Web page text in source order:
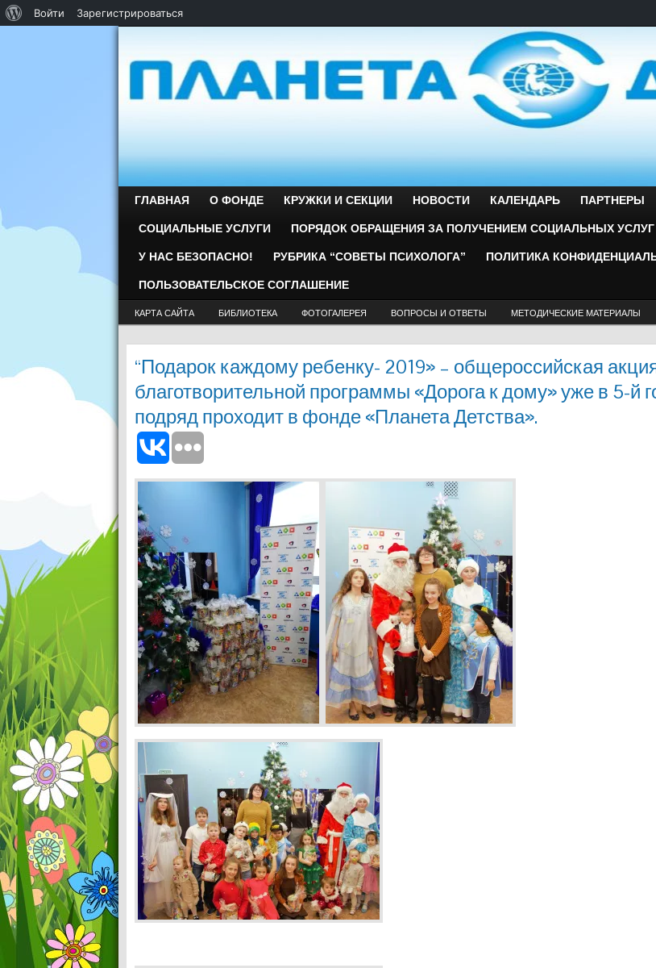
ГЛАВНАЯ О ФОНДЕ КРУЖКИ И СЕКЦИИ НОВОСТИ КАЛЕНДАРЬ ПАРТНЕРЫ
СОЦИАЛЬНЫЕ УСЛУГИ ПОРЯДОК ОБРАЩЕНИЯ ЗА ПОЛУЧЕНИЕМ СОЦИАЛЬНЫХ УСЛУГ
У НАС БЕЗОПАСНО! РУБРИКА “СОВЕТЫ ПСИХОЛОГА” ПОЛИТИКА
ПОЛЬЗОВАТЕЛЬСКОЕ СОГЛАШЕНИЕ
КАРТА САЙТА БИБЛИОТЕКА ФОТОГАЛЕРЕЯ ВОПРОСЫ И ОТВЕТЫ МЕТОДИЧЕСКИЕ МАТЕРИАЛЫ
“Подарок каждому ребенку- 2019» – общероссийская
благотворительной программы «Дорога к дому» уже в 5-й
подряд проходит в фонде «Планета Детства».
О WordPress
Войти Зарегистрироваться